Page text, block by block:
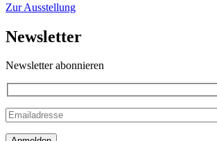
Zur Ausstellung
Newsletter
Newsletter abonnieren